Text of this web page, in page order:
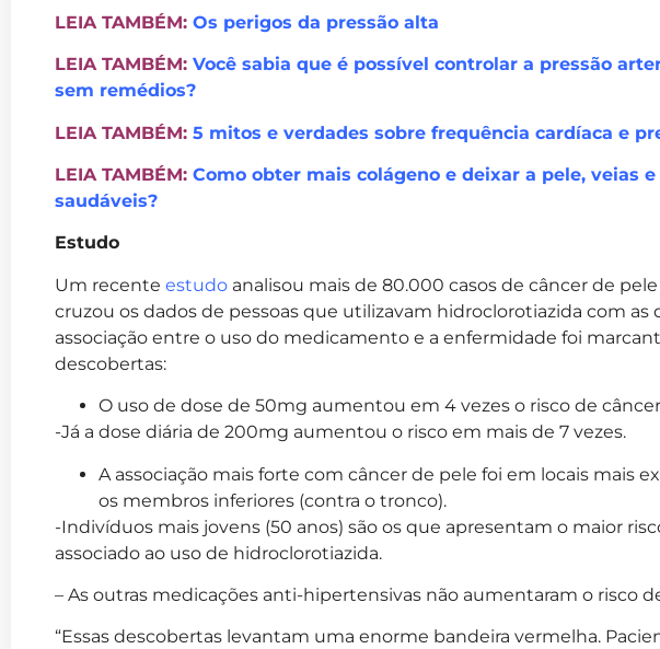
LEIA TAMBÉM: Os perigos da pressão alta
LEIA TAMBÉM: Você sabia que é possível controlar a pressão
sem remédios?
LEIA TAMBÉM: 5 mitos e verdades sobre frequência cardíaca e
LEIA TAMBÉM: Como obter mais colágeno e deixar a pele, veias
saudáveis?
Estudo
Um recente estudo analisou mais de 80.000 casos de câncer de
cruzou os dados de pessoas que utilizavam hidroclorotiazida com as
associação entre o uso do medicamento e a enfermidade foi
descobertas:
O uso de dose de 50mg aumentou em 4 vezes o risco de
-Já a dose diária de 200mg aumentou o risco em mais de 7 vezes.
A associação mais forte com câncer de pele foi em locais mais
os membros inferiores (contra o tronco).
-Indivíduos mais jovens (50 anos) são os que apresentam o maior
associado ao uso de hidroclorotiazida.
– As outras medicações anti-hipertensivas não aumentaram o risco
“Essas descobertas levantam uma enorme bandeira vermelha.